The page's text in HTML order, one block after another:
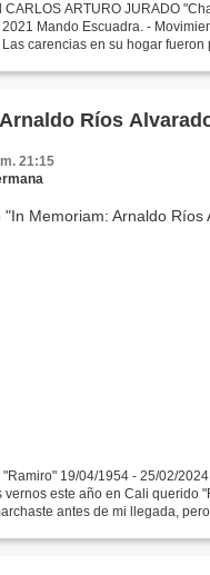
CARLOS ARTURO JURADO
Mando Escuadra. -
carencias en su hogar fueron
Ríos
21:15
19/04/1954 - 25/02/2024
vernos este año en Cali querido
antes de mi llegada,